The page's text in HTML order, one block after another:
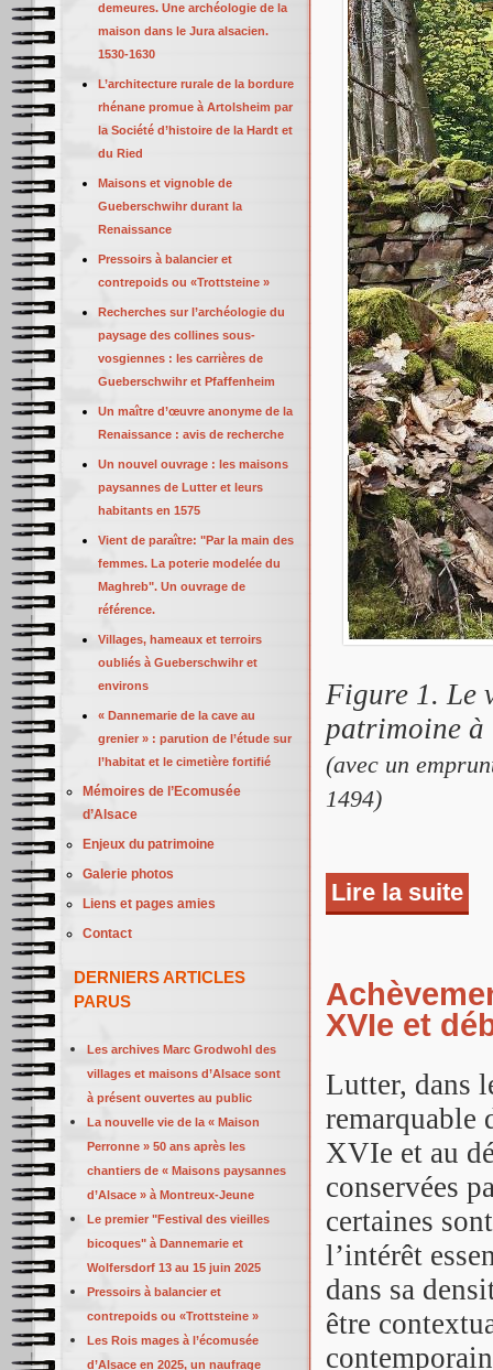
Figure 1. Le
patrimoine à
(avec un
1494)
Lire la suite
XVIe et
Lutter, dans
remarquable
XVIe et au
conservées
certaines
l’intérêt
dans sa
être
demeures. Une archéologie de la
maison dans le Jura alsacien.
1530-1630
L’architecture rurale de la bordure
rhénane promue à Artolsheim par
la Société d’histoire de la Hardt et
du Ried
Maisons et vignoble de
Gueberschwihr durant la
Renaissance
Pressoirs à balancier et
contrepoids ou «Trottsteine »
Recherches sur l’archéologie du
paysage des collines sous-
vosgiennes : les carrières de
Gueberschwihr et Pfaffenheim
Un maître d’œuvre anonyme de la
Renaissance : avis de recherche
Un nouvel ouvrage : les maisons
paysannes de Lutter et leurs
habitants en 1575
Vient de paraître: "Par la main des
femmes. La poterie modelée du
Maghreb". Un ouvrage de
référence.
Villages, hameaux et terroirs
oubliés à Gueberschwihr et
environs
« Dannemarie de la cave au
grenier » : parution de l’étude sur
l’habitat et le cimetière fortifié
Mémoires de l’Ecomusée
d’Alsace
Enjeux du patrimoine
Galerie photos
Liens et pages amies
Contact
DERNIERS ARTICLES
PARUS
Les archives Marc Grodwohl des
villages et maisons d’Alsace sont
à présent ouvertes au public
La nouvelle vie de la « Maison
Perronne » 50 ans après les
chantiers de « Maisons paysannes
d’Alsace » à Montreux-Jeune
Le premier "Festival des vieilles
bicoques" à Dannemarie et
Wolfersdorf 13 au 15 juin 2025
Pressoirs à balancier et
contrepoids ou «Trottsteine »
Les Rois mages à l’écomusée
d’Alsace en 2025, un naufrage